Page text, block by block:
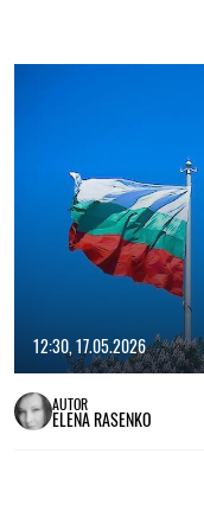
12:30, 17.05.2026
AUTOR
ELENA RASENKO